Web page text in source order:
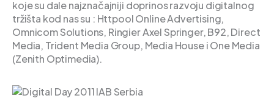
koje su dale najznačajniji doprinos razvoju digitalnog
tržišta kod nas su : Httpool Online Advertising,
Omnicom Solutions, Ringier Axel Springer, B92, Direct
Media, Trident Media Group, Media House i One Media
(Zenith Optimedia).